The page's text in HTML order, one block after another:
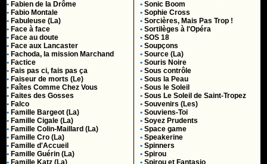
• Fabien de la Drôme
• Fabio Montale
• Fabuleuse (La)
• Face à face
• Face au doute
• Face aux Lancaster
• Fachoda, la mission Marchand
• Factice
• Fais pas ci, fais pas ça
• Faiseur de morts (Le)
• Faîtes Comme Chez Vous
• Faites des Gosses
• Falco
• Famille Bargeot (La)
• Famille Cigale (La)
• Famille Colin-Maillard (La)
• Famille Cro (La)
• Famille d'Accueil
• Famille Guérin (La)
• Famille Katz (La)
• Sonic Boom
• Sophie Cross
• Sorcières, Mais Pas Trop !
• Sortilèges à l'Opéra
• SOS 18
• Soupçons
• Source (La)
• Souris Noire
• Sous contrôle
• Sous la Peau
• Sous le Soleil
• Sous Le Soleil de Saint-Tropez
• Souvenirs (Les)
• Souviens-Toi
• Soyez Prudents
• Space game
• Speakerine
• Spinners
• Spirou
• Spirou et Fantasio